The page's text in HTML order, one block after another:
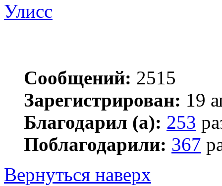
Улисс
Сообщений: 2515
Зарегистрирован: 19
Благодарил (а): 253
Поблагодарили: 367
Вернуться наверх